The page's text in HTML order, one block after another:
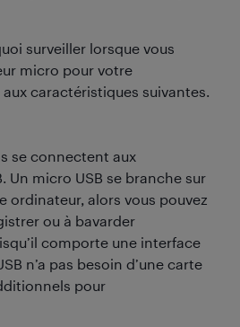
surveiller lorsque vous
micro pour votre
caractéristiques suivantes.
se connectent aux
Un micro USB se branche sur
ordinateur, alors vous pouvez
ou à bavarder
comporte une interface
n’a pas besoin d’une carte
pour